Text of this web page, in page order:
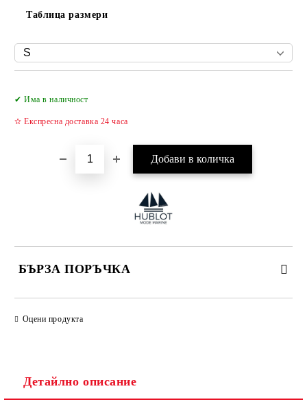
Таблица размери
✔ Има в наличност
✫ Експресна доставка 24 часа
БЪРЗА ПОРЪЧКА
Оцени продукта
Детайлно описание